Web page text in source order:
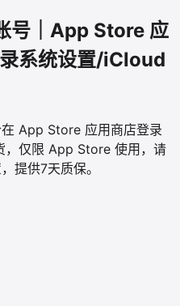
号｜App Store 应
系统设置/iCloud
App Store 应用商店登录
，仅限 App Store 使用，请
提供7天质保。